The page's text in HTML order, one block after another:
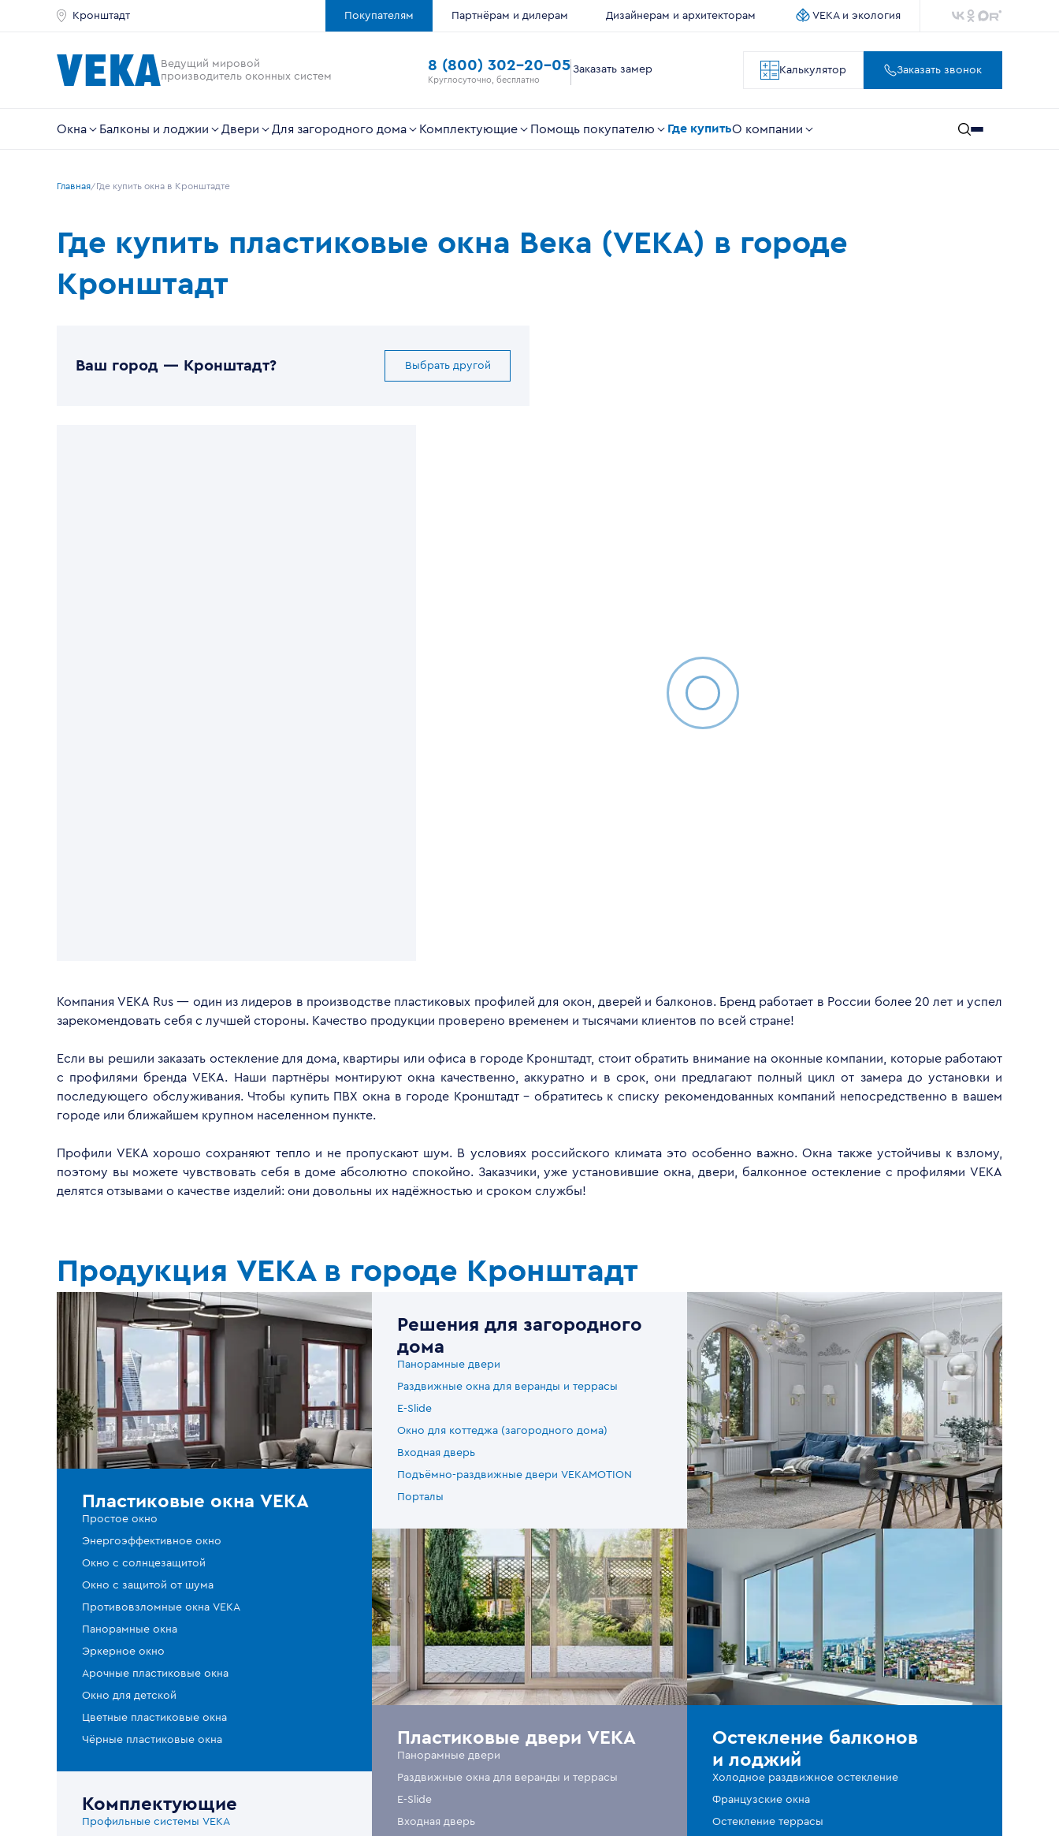
Кронштадт Покупателям Партнёрам и дилерам Дизайнерам и архитекторам VEKA и экология
Ведущий мировой
производитель оконных систем
8 (800) 302-20-05
Круглосуточно, бесплатно
Заказать замер Калькулятор Заказать звонок
Окна Балконы и лоджии Двери Для загородного дома Комплектующие Помощь покупателю Где купитьО компании
Главная Где купить окна в Кронштадте
Где купить пластиковые окна Века (VEKA) в городе
Кронштадт
Ваш город — Кронштадт? Выбрать другой
Компания VEKA Rus — один из лидеров в производстве пластиковых профилей для окон, дверей и балконов. Бренд работает в России более 20 лет и успел
зарекомендовать себя с лучшей стороны. Качество продукции проверено временем и тысячами клиентов по всей стране!
Если вы решили заказать остекление для дома, квартиры или офиса в городе Кронштадт, стоит обратить внимание на оконные компании, которые работают
с профилями бренда VEKA. Наши партнёры монтируют окна качественно, аккуратно и в срок, они предлагают полный цикл от замера до установки и
последующего обслуживания. Чтобы купить ПВХ окна в городе Кронштадт - обратитесь к списку рекомендованных компаний непосредственно в вашем
городе или ближайшем крупном населенном пункте.
Профили VEKA хорошо сохраняют тепло и не пропускают шум. В условиях российского климата это особенно важно. Окна также устойчивы к взлому,
поэтому вы можете чувствовать себя в доме абсолютно спокойно. Заказчики, уже установившие окна, двери, балконное остекление с профилями VEKA
делятся отзывами о качестве изделий: они довольны их надёжностью и сроком службы!
Продукция VEKA в городе Кронштадт
Пластиковые окна VEKA
Простое окно
Энергоэффективное окно
Окно с солнцезащитой
Окно с защитой от шума
Противовзломные окна VEKA
Панорамные окна
Эркерное окно
Арочные пластиковые окна
Окно для детской
Цветные пластиковые окна
Чёрные пластиковые окна
Комплектующие
Профильные системы VEKA
Решения для загородного
дома
Панорамные двери
Раздвижные окна для веранды и террасы
E-Slide
Окно для коттеджа (загородного дома)
Входная дверь
Подъёмно-раздвижные двери VEKAMOTION
Порталы
Пластиковые двери VEKA
Панорамные двери
Раздвижные окна для веранды и террасы
E-Slide
Входная дверь
Остекление балконов
и лоджий
Холодное раздвижное остекление
Французские окна
Остекление террасы